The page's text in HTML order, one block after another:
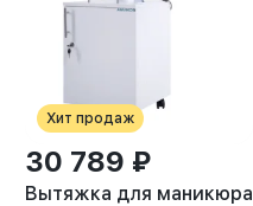
Хит продаж
30 789 ₽
Вытяжка для маникюра